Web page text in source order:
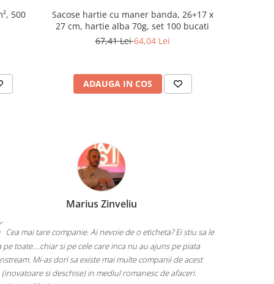
500
Sacose hartie cu maner banda, 26+17 x
27 cm, hartie alba 70g, set 100 bucati
67,41 Lei64,04 Lei
ADAUGA IN COS
Marius Zinveliu
Cea mai tare companie. Ai nevoie de o eticheta? Ei stiu sa le
pe toate....chiar si pe cele care inca nu au ajuns pe piata
Mi-as dori sa existe mai multe companii de acest
si deschise) in mediul romanesc de afaceri.